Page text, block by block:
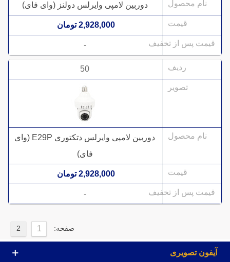
دوربین لامپی وایرلس دولنز (وای فای)
2,928,000 تومان
-
50
دوربین لامپی وایرلس دتکتوری E29P (وای
فای)
2,928,000 تومان
-
صفحه: 2
آیفون تصویری